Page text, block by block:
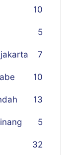
10
5
7
10
13
5
32